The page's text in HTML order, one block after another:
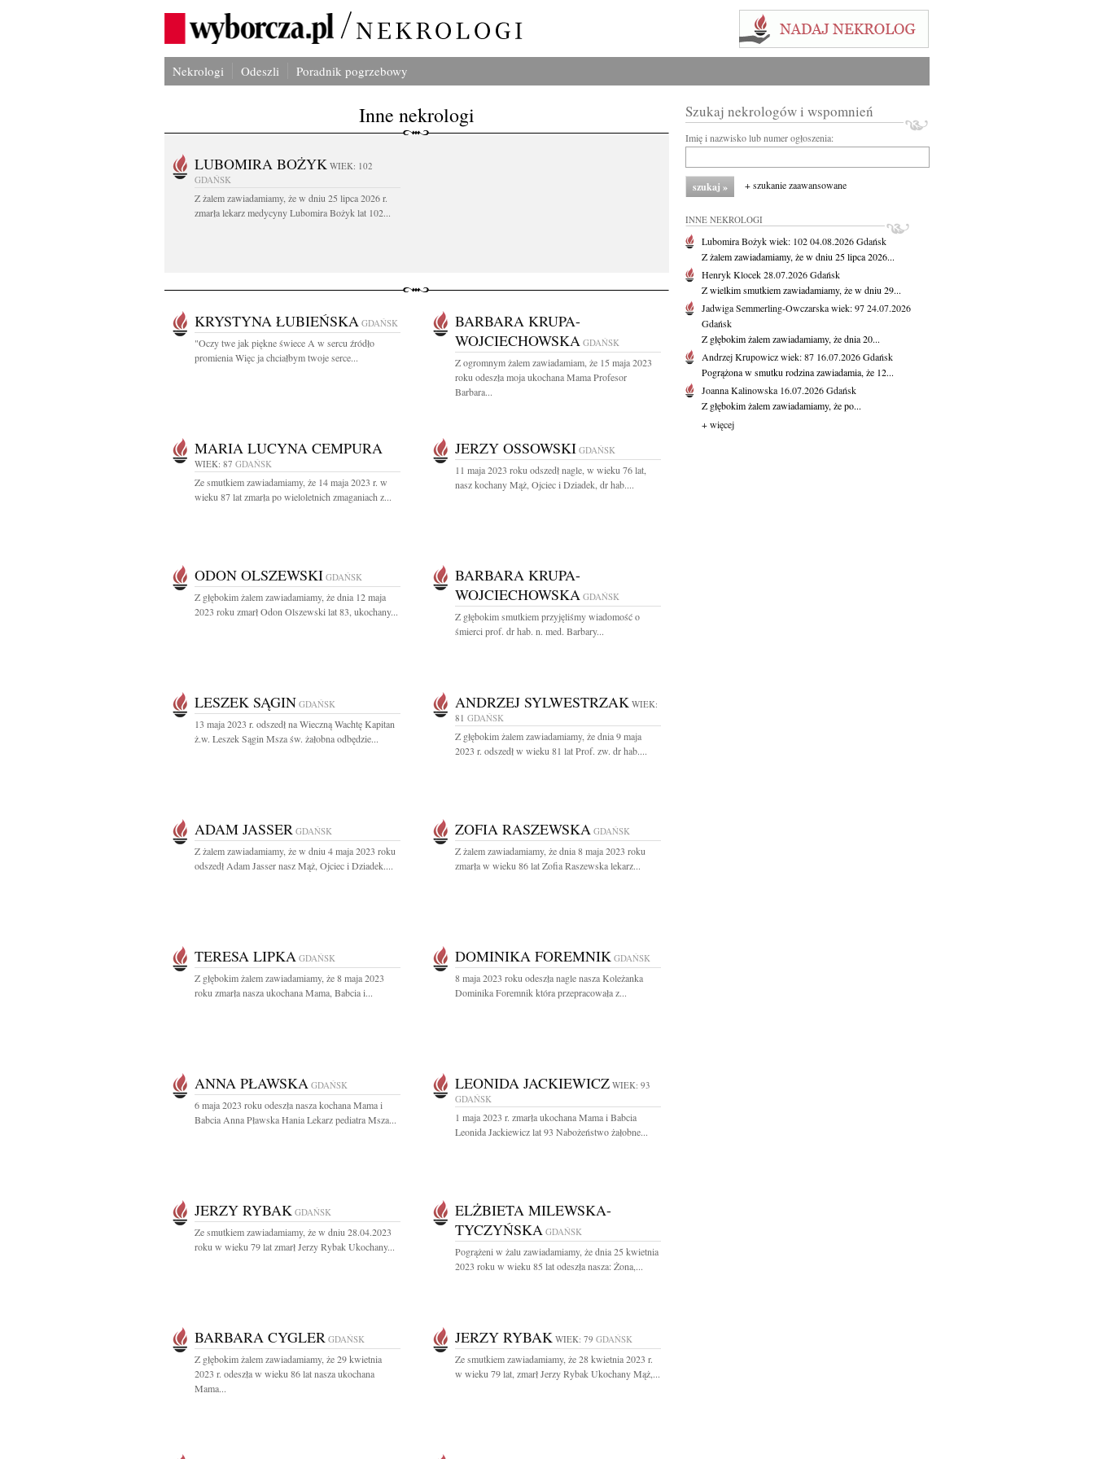
Nekrologi Odeszli Poradnik pogrzebowy
Inne nekrologi
LUBOMIRA BOŻYK WIEK: 102
GDAŃSK
Z żalem zawiadamiamy, że w dniu 25 lipca 2026 r.
zmarła lekarz medycyny Lubomira Bożyk lat 102...
KRYSTYNA ŁUBIEŃSKA GDAŃSK
"Oczy twe jak piękne świece A w sercu źródło
promienia Więc ja chciałbym twoje serce...
BARBARA KRUPA-
WOJCIECHOWSKA GDAŃSK
Z ogromnym żalem zawiadamiam, że 15 maja 2023
roku odeszła moja ukochana Mama Profesor
Barbara...
MARIA LUCYNA CEMPURA
WIEK: 87 GDAŃSK
Ze smutkiem zawiadamiamy, że 14 maja 2023 r. w
wieku 87 lat zmarła po wieloletnich zmaganiach z...
JERZY OSSOWSKI GDAŃSK
11 maja 2023 roku odszedł nagle, w wieku 76 lat,
nasz kochany Mąż, Ojciec i Dziadek, dr hab....
ODON OLSZEWSKI GDAŃSK
Z głębokim żalem zawiadamiamy, że dnia 12 maja
2023 roku zmarł Odon Olszewski lat 83, ukochany...
BARBARA KRUPA-
WOJCIECHOWSKA GDAŃSK
Z głębokim smutkiem przyjęliśmy wiadomość o
śmierci prof. dr hab. n. med. Barbary...
LESZEK SĄGIN GDAŃSK
13 maja 2023 r. odszedł na Wieczną Wachtę Kapitan
ż.w. Leszek Sągin Msza św. żałobna odbędzie...
ANDRZEJ SYLWESTRZAK WIEK:
81 GDAŃSK
Z głębokim żalem zawiadamiamy, że dnia 9 maja
2023 r. odszedł w wieku 81 lat Prof. zw. dr hab....
ADAM JASSER GDAŃSK
Z żalem zawiadamiamy, że w dniu 4 maja 2023 roku
odszedł Adam Jasser nasz Mąż, Ojciec i Dziadek....
ZOFIA RASZEWSKA GDAŃSK
Z żalem zawiadamiamy, że dnia 8 maja 2023 roku
zmarła w wieku 86 lat Zofia Raszewska lekarz...
TERESA LIPKA GDAŃSK
Z głębokim żalem zawiadamiamy, że 8 maja 2023
roku zmarła nasza ukochana Mama, Babcia i...
DOMINIKA FOREMNIK GDAŃSK
8 maja 2023 roku odeszła nagle nasza Koleżanka
Dominika Foremnik która przepracowała z...
ANNA PŁAWSKA GDAŃSK
6 maja 2023 roku odeszła nasza kochana Mama i
Babcia Anna Pławska Hania Lekarz pediatra Msza...
LEONIDA JACKIEWICZ WIEK: 93
GDAŃSK
1 maja 2023 r. zmarła ukochana Mama i Babcia
Leonida Jackiewicz lat 93 Nabożeństwo żałobne...
JERZY RYBAK GDAŃSK
Ze smutkiem zawiadamiamy, że w dniu 28.04.2023
roku w wieku 79 lat zmarł Jerzy Rybak Ukochany...
ELŻBIETA MILEWSKA-
TYCZYŃSKA GDAŃSK
Pogrążeni w żalu zawiadamiamy, że dnia 25 kwietnia
2023 roku w wieku 85 lat odeszła nasza: Żona,...
BARBARA CYGLER GDAŃSK
Z głębokim żalem zawiadamiamy, że 29 kwietnia
2023 r. odeszła w wieku 86 lat nasza ukochana
Mama...
JERZY RYBAK WIEK: 79 GDAŃSK
Ze smutkiem zawiadamiamy, że 28 kwietnia 2023 r.
w wieku 79 lat, zmarł Jerzy Rybak Ukochany Mąż,...
Szukaj nekrologów i wspomnień
Imię i nazwisko lub numer ogłoszenia:
+ szukanie zaawansowane
INNE NEKROLOGI
Lubomira Bożykwiek: 10204.08.2026Gdańsk
Z żalem zawiadamiamy, że w dniu 25 lipca 2026...
Henryk Klocek28.07.2026Gdańsk
Z wielkim smutkiem zawiadamiamy, że w dniu 29...
Jadwiga Semmerling-Owczarskawiek: 9724.07.2026
Gdańsk
Z głębokim żalem zawiadamiamy, że dnia 20...
Andrzej Krupowiczwiek: 87 16.07.2026Gdańsk
Pogrążona w smutku rodzina zawiadamia, że 12...
Joanna Kalinowska 16.07.2026Gdańsk
Z głębokim żalem zawiadamiamy, że po...
+ więcej